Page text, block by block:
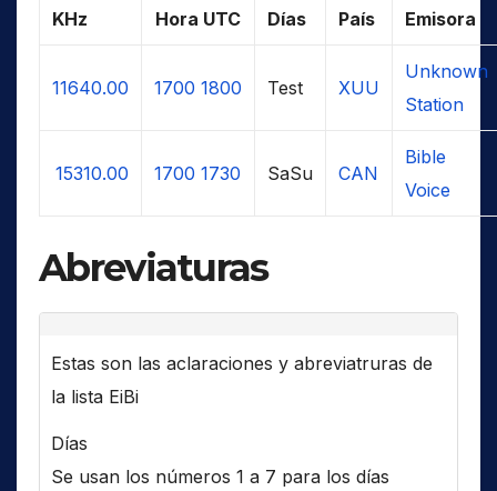
KHz Hora UTC Días País Emisora
11640.00 1700 1800 Test XUU
Unknown
Station
15310.00 1700 1730 SaSu CAN
Bible
Voice
Abreviaturas
Estas son las aclaraciones y abreviatruras de
la lista EiBi
Días
Se usan los números 1 a 7 para los días